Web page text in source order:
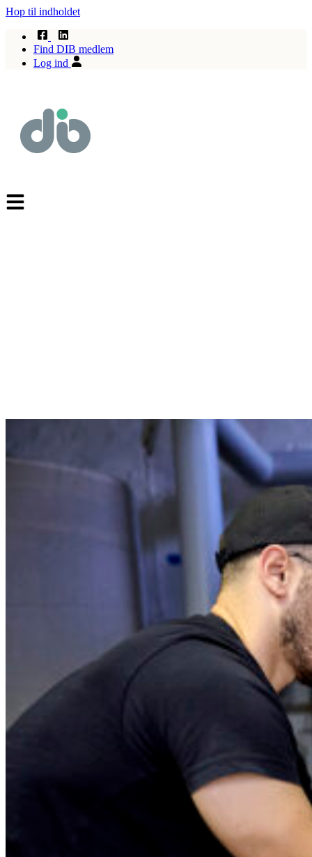
Hop til indholdet
Find DIB medlem
Log ind